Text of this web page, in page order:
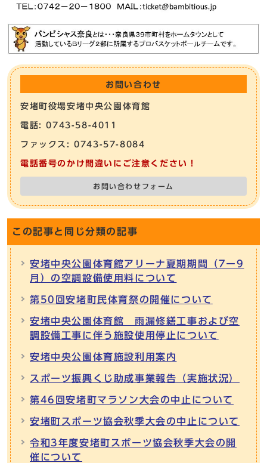
お問い合わせ
安堵町役場安堵中央公園体育館
電話: 0743-58-4011
ファックス: 0743-57-8084
電話番号のかけ間違いにご注意ください！
お問い合わせフォーム
この記事と同じ分類の記事
安堵中央公園体育館アリーナ夏期期間（7ー9
月）の空調設備使用料について
第50回安堵町民体育祭の開催について
安堵中央公園体育館 雨漏修繕工事および空
調設備工事に伴う施設使用停止について
安堵中央公園体育施設利用案内
スポーツ振興くじ助成事業報告（実施状況）
第46回安堵町マラソン大会の中止について
安堵町スポーツ協会秋季大会の中止について
令和3年度安堵町スポーツ協会秋季大会の開
催について